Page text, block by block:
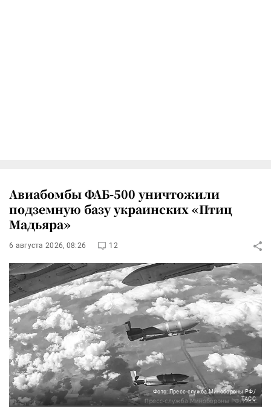
Авиабомбы ФАБ-500 уничтожили
подземную базу украинских «Птиц
Мадьяра»
6 августа 2026, 08:26 12
Фото: Пресс-служба Минобороны РФ/
ТАСС